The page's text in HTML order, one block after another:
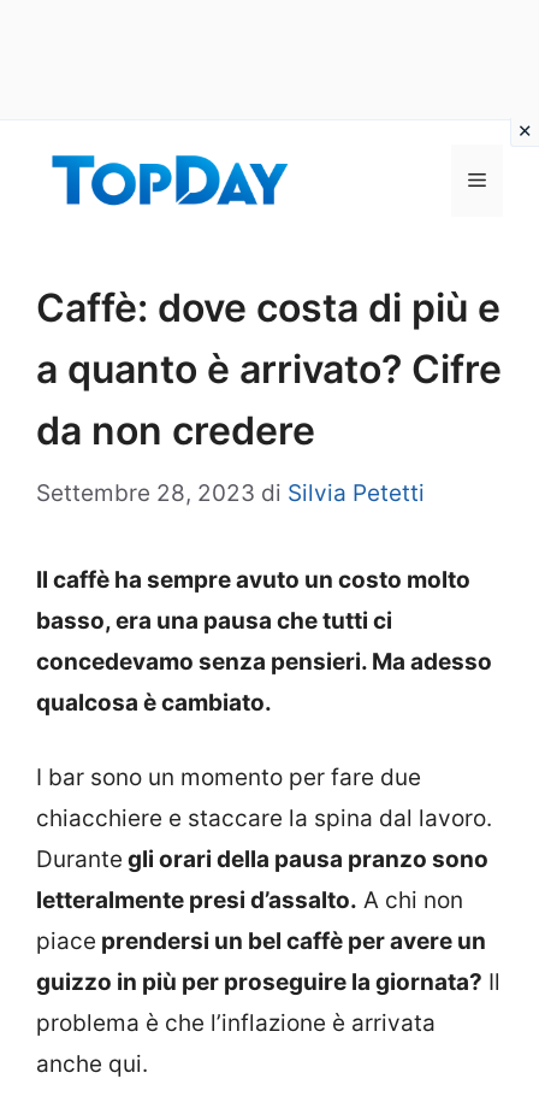
Menu
Caffè: dove costa di più e
a quanto è arrivato? Cifre
da non credere
Settembre 28, 2023 di Silvia Petetti
Il caffè ha sempre avuto un costo molto
basso, era una pausa che tutti ci
concedevamo senza pensieri. Ma adesso
qualcosa è cambiato.
I bar sono un momento per fare due
chiacchiere e staccare la spina dal lavoro.
Durante gli orari della pausa pranzo sono
letteralmente presi d’assalto. A chi non
piace prendersi un bel caffè per avere un
guizzo in più per proseguire la giornata? Il
problema è che l’inflazione è arrivata
anche qui.